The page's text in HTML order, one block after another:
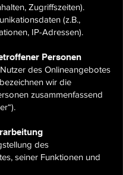
Zugriffszeiten).
(z.B.,
IP-Adressen).
Personen
des Onlineangebotes
wir die
zusammenfassend
des
seiner Funktionen und